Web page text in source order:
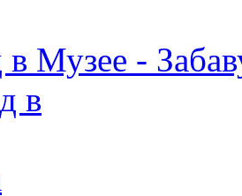
Музее -